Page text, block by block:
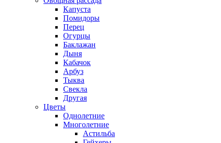
Капуста
Помидоры
Перец
Огурцы
Баклажан
Дыня
Кабачок
Арбуз
Тыква
Свекла
Другая
Цветы
Однолетние
Многолетние
Астильба